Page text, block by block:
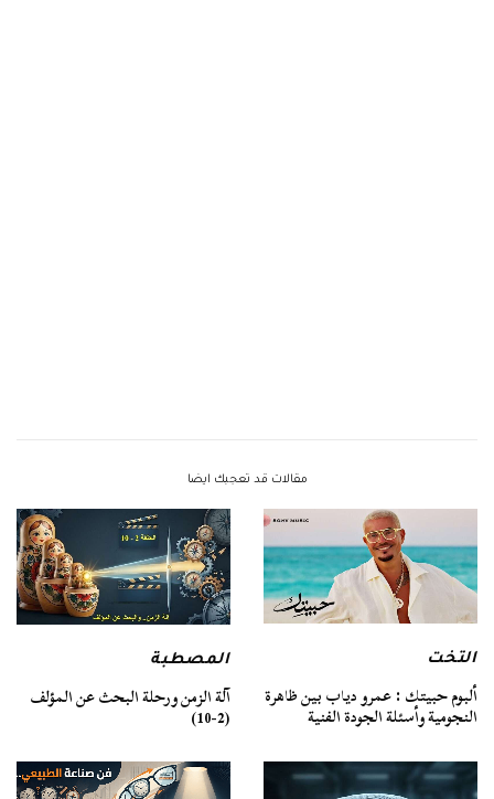
مقالات قد تعجبك ايضا
التخت
ألبوم حبيتك : عمرو دياب بين ظاهرة
النجومية وأسئلة الجودة الفنية
المصطبة
آلة الزمن ورحلة البحث عن المؤلف
(2-10)